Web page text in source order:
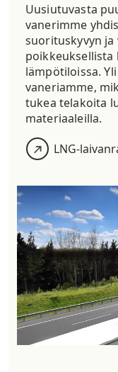
Uusiutuvasta
vanerimme
suorituskyvyn
poikkeuksellista
lämpötiloissa.
vaneriamme,
tukea telakoita
materiaaleilla.
LNG-